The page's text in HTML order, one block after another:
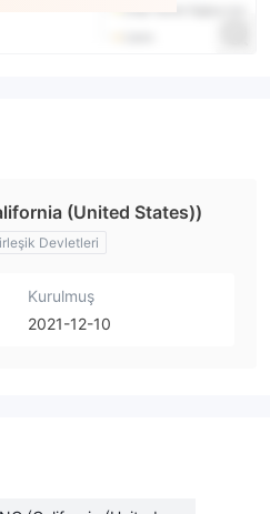
(United States))
Devletleri
Kurulmuş
2021-12-10